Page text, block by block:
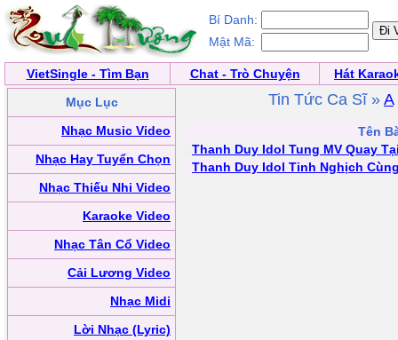
Bí Danh:
Mật Mã:
VietSingle - Tìm Bạn Chat - Trò Chuyện
Hát
Mục Lục
Nhạc Music Video
Nhạc Hay Tuyển Chọn
Nhạc Thiếu Nhi Video
Karaoke Video
Nhạc Tân Cổ Video
Cải Lương Video
Nhạc Midi
Lời Nhạc (Lyric)
Tin Tức Ca Sĩ » A
Tên
Thanh Duy Idol Tung MV Quay
Thanh Duy Idol Tinh Nghịch